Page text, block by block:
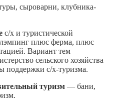
сыроварни, клубника-
с/х и туристической
плюс ферма, плюс
Вариант тем
сельского хозяйства
поддержки с/х-туризма.
туризм — бани,